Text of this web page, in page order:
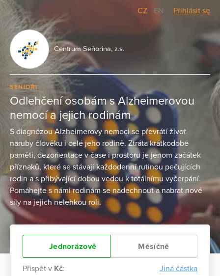
CZ / EN Přihlásit se
Centrum Seňorina, z.s.
SENIOŘI
Odlehčení osobám s Alzheimerovou
nemocí a jejich rodinám
S diagnózou Alzheimerovy nemoci se převrátí život
naruby člověku i celé jeho rodině. Ztráta krátkodobé
paměti, dezorientace v čase i prostoru je jenom začátek
příznaků, které se stávají každodenní rutinou pečujících
rodin a s přibývající dobou vedou k totálnímu vyčerpání.
Pomáhejte s námi rodinám se nadechnout a nabrat nové
síly na jejich nelehkou roli.
Jednorázově Měsíčně
Přispět v Kč: Jiná částka